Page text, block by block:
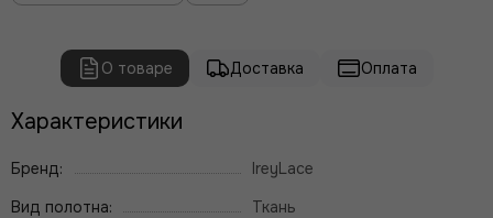
О товаре Доставка Оплата
Характеристики
Бренд:
IreyLace
Вид полотна:
Ткань